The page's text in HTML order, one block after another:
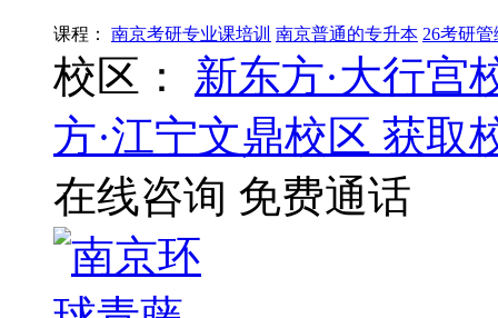
课程： 南京考研专业课培训 南京普通的专升本 26考研
校区：
新东方·大行宫
方·江宁文鼎校区 获取
在线咨询 免费通话